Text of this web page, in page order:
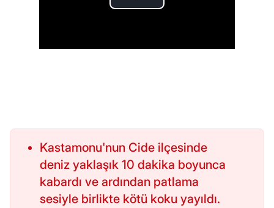
Kastamonu'nun Cide ilçesinde
deniz yaklaşık 10 dakika boyunca
kabardı ve ardından patlama
sesiyle birlikte kötü koku yayıldı.